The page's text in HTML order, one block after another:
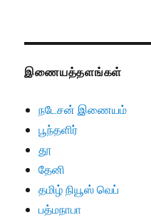
இணையத்தளங்கள்
நடேசன் இணையம்
பூந்தளிர்
தூ
தேனி
தமிழ் நியூஸ் வெப்
பத்மநாபா